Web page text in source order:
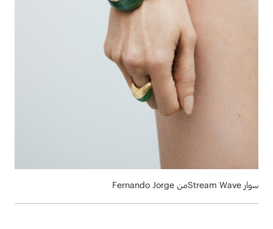
سوار Stream Waveمن Fernando Jorge